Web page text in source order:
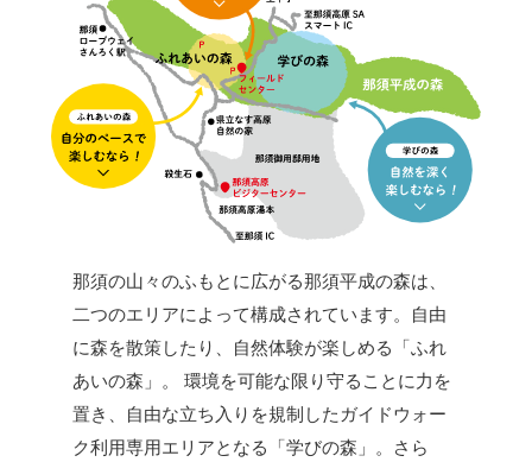
那須の山々のふもとに広がる那須平成の森は、
二つのエリアによって構成されています。自由
に森を散策したり、自然体験が楽しめる「ふれ
あいの森」。 環境を可能な限り守ることに力を
置き、自由な立ち入りを規制したガイドウォー
ク利用専用エリアとなる「学びの森」。さら